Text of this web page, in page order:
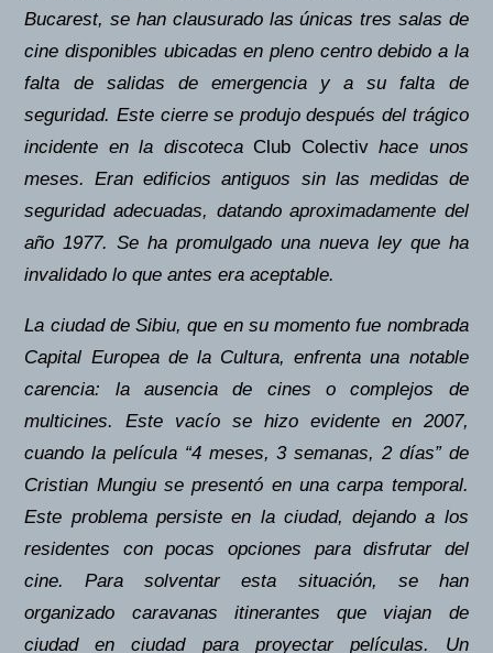
Bucarest, se han clausurado las únicas tres salas de
cine disponibles ubicadas en pleno centro debido a la
falta de salidas de emergencia y a su falta de
seguridad. Este cierre se produjo después del trágico
incidente en la discoteca Club Colectivhace unos
meses. Eran edificios antiguos sin las medidas de
seguridad adecuadas, datando aproximadamente del
año 1977. Se ha promulgado una nueva ley que ha
invalidado lo que antes era aceptable.
La ciudad de Sibiu, que en su momento fue nombrada
Capital Europea de la Cultura, enfrenta una notable
carencia: la ausencia de cines o complejos de
multicines. Este vacío se hizo evidente en 2007,
cuando la película “4 meses, 3 semanas, 2 días” de
Cristian Mungiu se presentó en una carpa temporal.
Este problema persiste en la ciudad, dejando a los
residentes con pocas opciones para disfrutar del
cine. Para solventar esta situación, se han
organizado caravanas itinerantes que viajan de
ciudad en ciudad para proyectar películas. Un